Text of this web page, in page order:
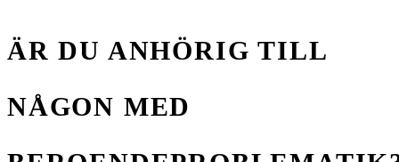
ÄR DU ANHÖRIG TILL
NÅGON MED